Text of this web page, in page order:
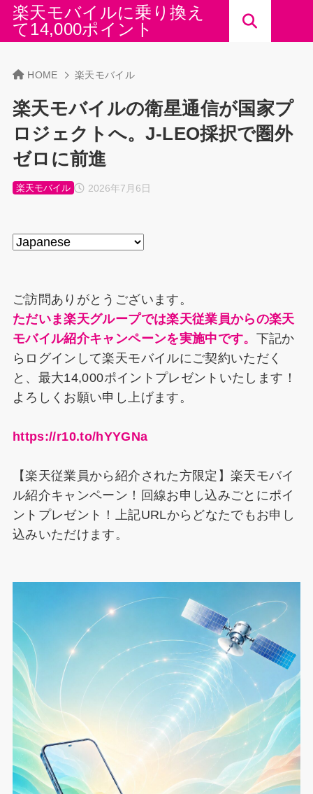
楽天モバイルに乗り換え
て14,000ポイント
HOME 楽天モバイル
楽天モバイルの衛星通信が国家プ
ロジェクトへ。J-LEO採択で圏外
ゼロに前進
2026年7月6日
楽天モバイル
ご訪問ありがとうございます。
ただいま楽天グループでは楽天従業員からの楽天
モバイル紹介キャンペーンを実施中です。 下記か
らログインして楽天モバイルにご契約いただく
と、最大14,000ポイントプレゼントいたします！
よろしくお願い申し上げます。
https://r10.to/hYYGNa
【楽天従業員から紹介された方限定】楽天モバイ
ル紹介キャンペーン！回線お申し込みごとにポイ
ントプレゼント！上記URLからどなたでもお申し
込みいただけます。